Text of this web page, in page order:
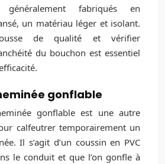
fabriqués en
un matériau léger et isolant.
de qualité et vérifier
du bouchon est essentiel
gonflable
gonflable est une autre
calfeutrer temporairement un
Il s’agit d’un coussin en PVC
le conduit et que l’on gonfle à